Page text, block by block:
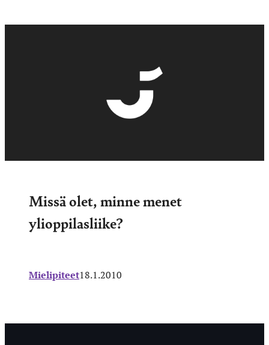
Missä olet, minne menet
ylioppilasliike?
Mielipiteet18.1.2010